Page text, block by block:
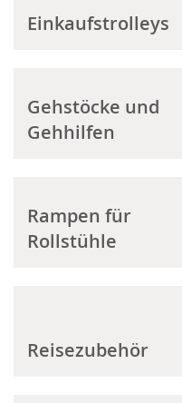
Einkaufstrolleys
Gehstöcke und
Gehhilfen
Rampen für
Rollstühle
Reisezubehör